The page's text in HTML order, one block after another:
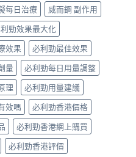
每日治療
威而鋼 副作用
勁效果最大化
效果
必利勁最佳效果
量
必利勁每日用量調整
理
必利勁用量建議
效嗎
必利勁香港價格
必利勁香港網上購買
必利勁香港評價